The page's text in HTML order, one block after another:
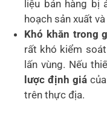
liệu bán hàng bị
hoạch sản xuất
Khó khăn trong
rất khó kiểm
lấn vùng. Nếu
lược định giá
trên thực địa.